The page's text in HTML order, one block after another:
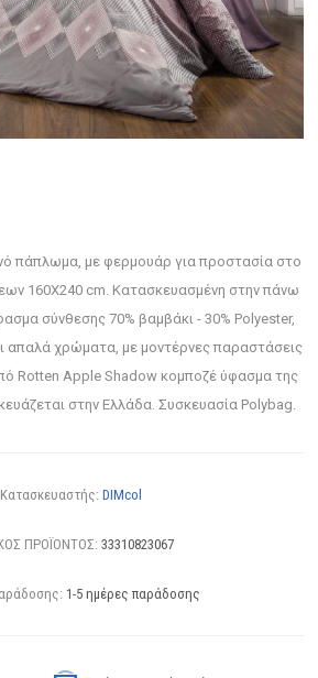
πάπλωμα, με φερμουάρ για προστασία στο
160Χ240 cm. Κατασκευασμένη στην πάνω
σύνθεσης 70% βαμβάκι - 30% Polyester,
απαλά χρώματα, με μοντέρνες παραστάσεις
Rotten Apple Shadow κομποζέ ύφασμα της
στην Ελλάδα. Συσκευασία Polybag.
Κατασκευαστής: DIMcol
ΠΡΟΪΟΝΤΟΣ: 33310823067
1-5 ημέρες παράδοσης